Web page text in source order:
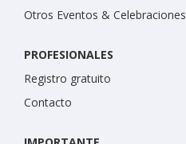
Otros Eventos & Celebraciones
PROFESIONALES
Registro gratuito
Contacto